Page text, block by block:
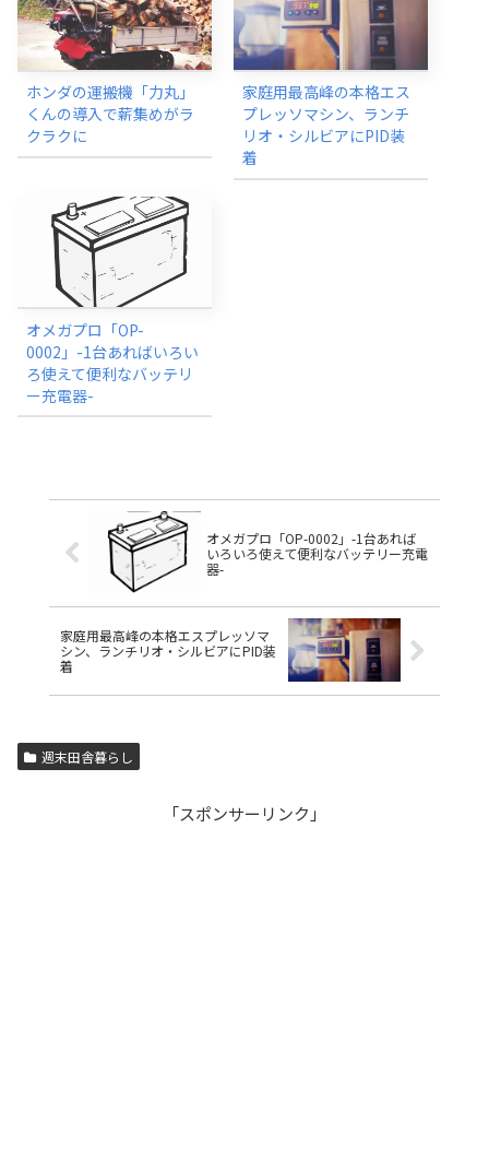
ホンダの運搬機「力丸」
くんの導入で薪集めがラ
クラクに
家庭用最高峰の本格エス
プレッソマシン、ランチ
リオ・シルビアにPID装
着
オメガプロ「OP-
0002」-1台あればいろい
ろ使えて便利なバッテリ
ー充電器-
オメガプロ「OP-0002」-1台あれば
いろいろ使えて便利なバッテリー充電
器-
家庭用最高峰の本格エスプレッソマ
シン、ランチリオ・シルビアにPID装
着
週末田舎暮らし
「スポンサーリンク」